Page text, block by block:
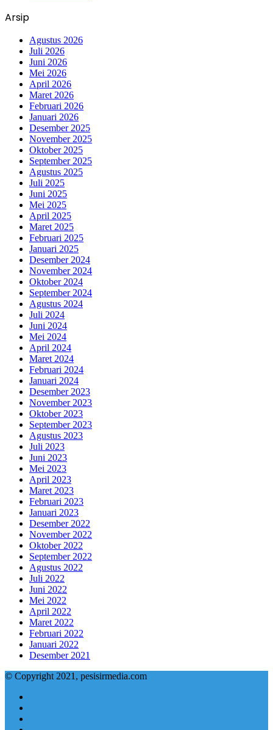
Arsip
Agustus 2026
Juli 2026
Juni 2026
Mei 2026
April 2026
Maret 2026
Februari 2026
Januari 2026
Desember 2025
November 2025
Oktober 2025
September 2025
Agustus 2025
Juli 2025
Juni 2025
Mei 2025
April 2025
Maret 2025
Februari 2025
Januari 2025
Desember 2024
November 2024
Oktober 2024
September 2024
Agustus 2024
Juli 2024
Juni 2024
Mei 2024
April 2024
Maret 2024
Februari 2024
Januari 2024
Desember 2023
November 2023
Oktober 2023
September 2023
Agustus 2023
Juli 2023
Juni 2023
Mei 2023
April 2023
Maret 2023
Februari 2023
Januari 2023
Desember 2022
November 2022
Oktober 2022
September 2022
Agustus 2022
Juli 2022
Juni 2022
Mei 2022
April 2022
Maret 2022
Februari 2022
Januari 2022
Desember 2021
© Copyright 2021, pesisirmedia.com